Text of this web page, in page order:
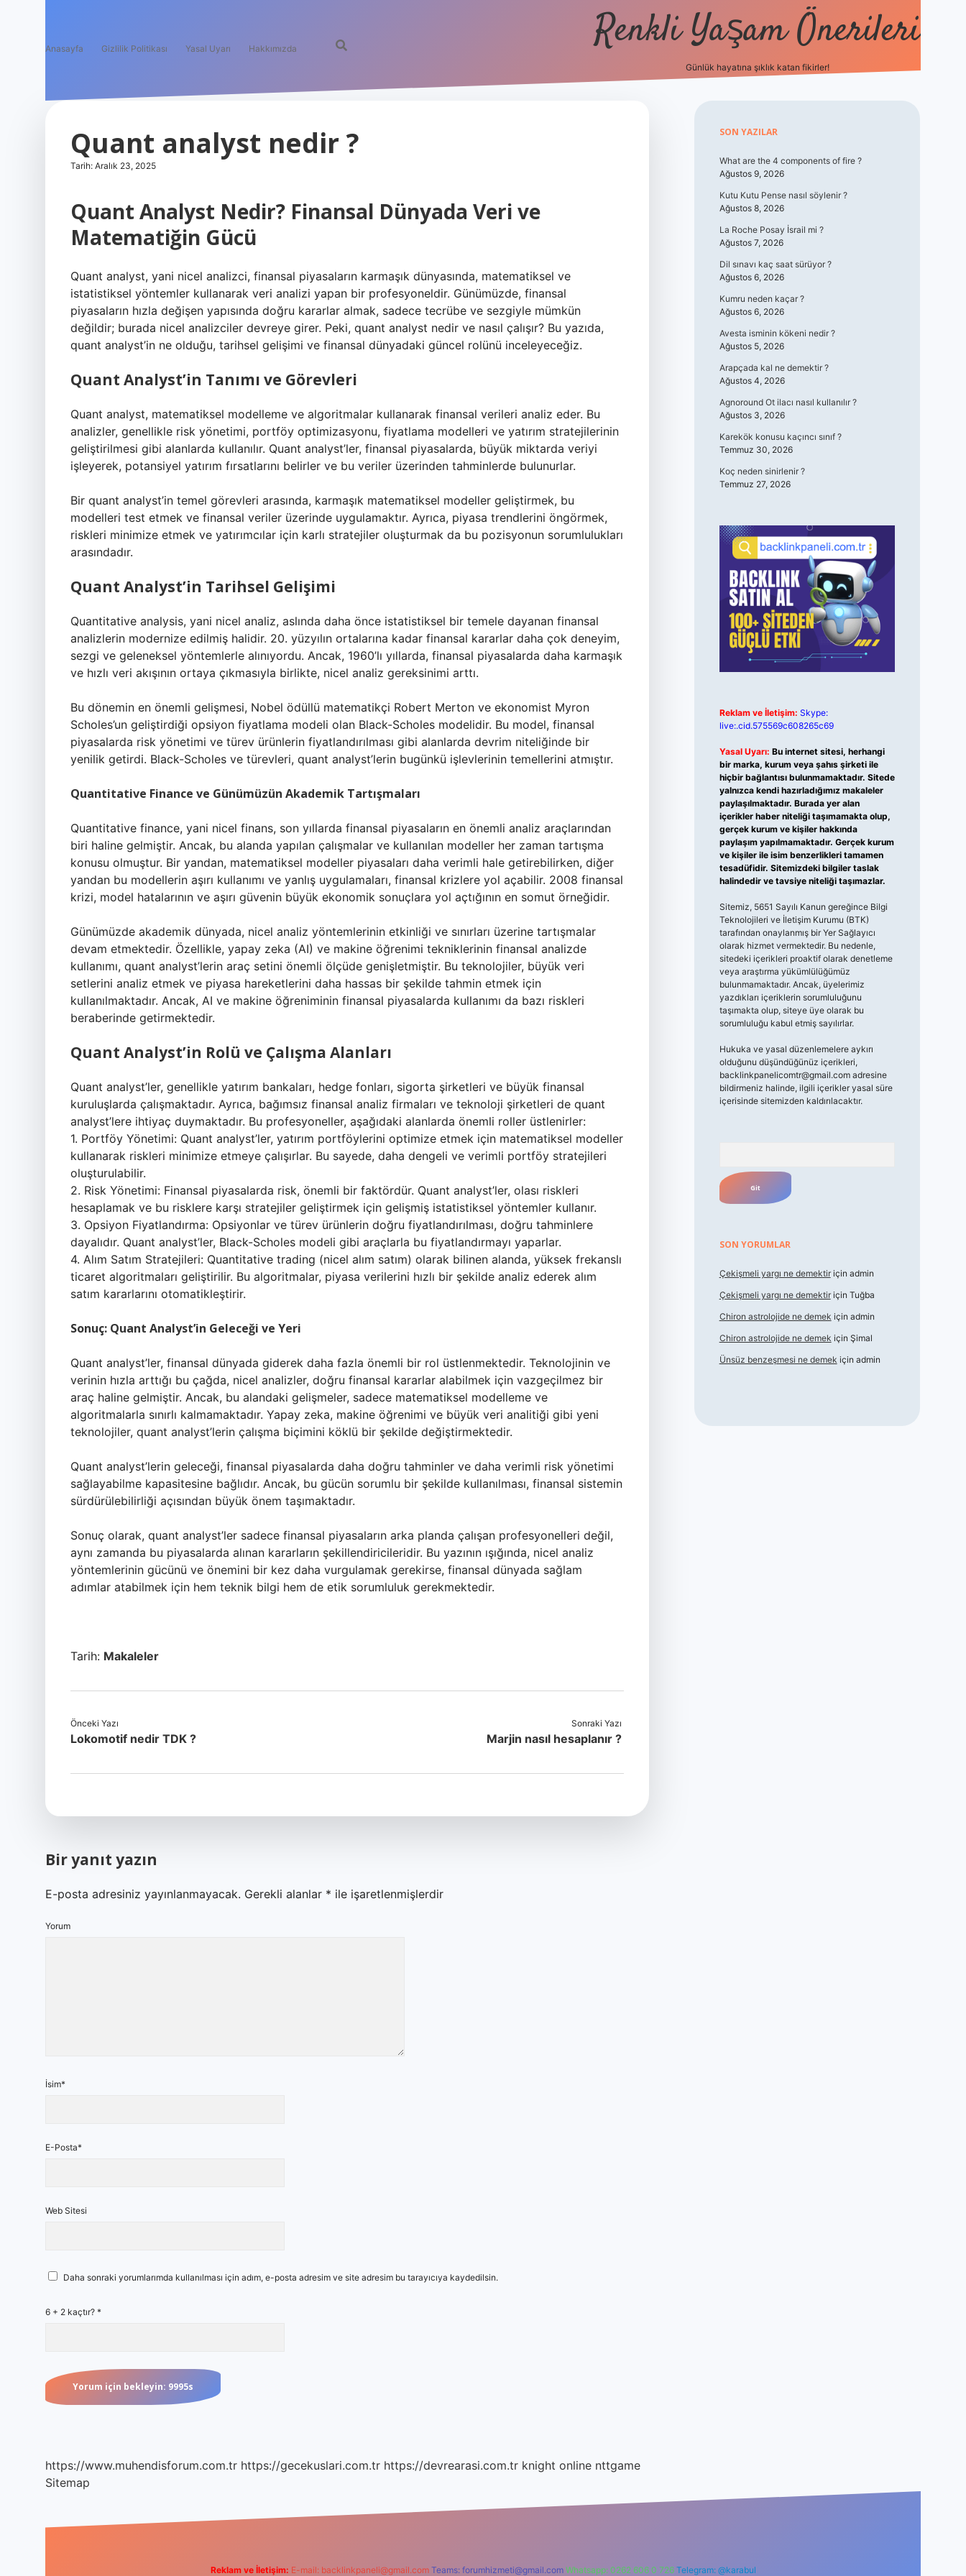
Anasayfa Gizlilik Politikası Yasal Uyarı Hakkımızda Renkli Yaşam Önerileri
Günlük hayatına şıklık katan fikirler!
Quant analyst nedir ?
Tarih: Aralık 23, 2025
Quant Analyst Nedir? Finansal Dünyada Veri ve
Matematiğin Gücü
Quant analyst, yani nicel analizci, finansal piyasaların karmaşık dünyasında, matematiksel ve
istatistiksel yöntemler kullanarak veri analizi yapan bir profesyoneldir. Günümüzde, finansal
piyasaların hızla değişen yapısında doğru kararlar almak, sadece tecrübe ve sezgiyle mümkün
değildir; burada nicel analizciler devreye girer. Peki, quant analyst nedir ve nasıl çalışır? Bu yazıda,
quant analyst’in ne olduğu, tarihsel gelişimi ve finansal dünyadaki güncel rolünü inceleyeceğiz.
Quant Analyst’in Tanımı ve Görevleri
Quant analyst, matematiksel modelleme ve algoritmalar kullanarak finansal verileri analiz eder. Bu
analizler, genellikle risk yönetimi, portföy optimizasyonu, fiyatlama modelleri ve yatırım stratejilerinin
geliştirilmesi gibi alanlarda kullanılır. Quant analyst’ler, finansal piyasalarda, büyük miktarda veriyi
işleyerek, potansiyel yatırım fırsatlarını belirler ve bu veriler üzerinden tahminlerde bulunurlar.
Bir quant analyst’in temel görevleri arasında, karmaşık matematiksel modeller geliştirmek, bu
modelleri test etmek ve finansal veriler üzerinde uygulamaktır. Ayrıca, piyasa trendlerini öngörmek,
riskleri minimize etmek ve yatırımcılar için karlı stratejiler oluşturmak da bu pozisyonun sorumlulukları
arasındadır.
Quant Analyst’in Tarihsel Gelişimi
Quantitative analysis, yani nicel analiz, aslında daha önce istatistiksel bir temele dayanan finansal
analizlerin modernize edilmiş halidir. 20. yüzyılın ortalarına kadar finansal kararlar daha çok deneyim,
sezgi ve geleneksel yöntemlerle alınıyordu. Ancak, 1960’lı yıllarda, finansal piyasalarda daha karmaşık
ve hızlı veri akışının ortaya çıkmasıyla birlikte, nicel analiz gereksinimi arttı.
Bu dönemin en önemli gelişmesi, Nobel ödüllü matematikçi Robert Merton ve ekonomist Myron
Scholes’un geliştirdiği opsiyon fiyatlama modeli olan Black-Scholes modelidir. Bu model, finansal
piyasalarda risk yönetimi ve türev ürünlerin fiyatlandırılması gibi alanlarda devrim niteliğinde bir
yenilik getirdi. Black-Scholes ve türevleri, quant analyst’lerin bugünkü işlevlerinin temellerini atmıştır.
Quantitative Finance ve Günümüzün Akademik Tartışmaları
Quantitative finance, yani nicel finans, son yıllarda finansal piyasaların en önemli analiz araçlarından
biri haline gelmiştir. Ancak, bu alanda yapılan çalışmalar ve kullanılan modeller her zaman tartışma
konusu olmuştur. Bir yandan, matematiksel modeller piyasaları daha verimli hale getirebilirken, diğer
yandan bu modellerin aşırı kullanımı ve yanlış uygulamaları, finansal krizlere yol açabilir. 2008 finansal
krizi, model hatalarının ve aşırı güvenin büyük ekonomik sonuçlara yol açtığının en somut örneğidir.
Günümüzde akademik dünyada, nicel analiz yöntemlerinin etkinliği ve sınırları üzerine tartışmalar
devam etmektedir. Özellikle, yapay zeka (AI) ve makine öğrenimi tekniklerinin finansal analizde
kullanımı, quant analyst’lerin araç setini önemli ölçüde genişletmiştir. Bu teknolojiler, büyük veri
setlerini analiz etmek ve piyasa hareketlerini daha hassas bir şekilde tahmin etmek için
kullanılmaktadır. Ancak, AI ve makine öğreniminin finansal piyasalarda kullanımı da bazı riskleri
beraberinde getirmektedir.
Quant Analyst’in Rolü ve Çalışma Alanları
Quant analyst’ler, genellikle yatırım bankaları, hedge fonları, sigorta şirketleri ve büyük finansal
kuruluşlarda çalışmaktadır. Ayrıca, bağımsız finansal analiz firmaları ve teknoloji şirketleri de quant
analyst’lere ihtiyaç duymaktadır. Bu profesyoneller, aşağıdaki alanlarda önemli roller üstlenirler:
1. Portföy Yönetimi: Quant analyst’ler, yatırım portföylerini optimize etmek için matematiksel modeller
kullanarak riskleri minimize etmeye çalışırlar. Bu sayede, daha dengeli ve verimli portföy stratejileri
oluşturulabilir.
2. Risk Yönetimi: Finansal piyasalarda risk, önemli bir faktördür. Quant analyst’ler, olası riskleri
hesaplamak ve bu risklere karşı stratejiler geliştirmek için gelişmiş istatistiksel yöntemler kullanır.
3. Opsiyon Fiyatlandırma: Opsiyonlar ve türev ürünlerin doğru fiyatlandırılması, doğru tahminlere
dayalıdır. Quant analyst’ler, Black-Scholes modeli gibi araçlarla bu fiyatlandırmayı yaparlar.
4. Alım Satım Stratejileri: Quantitative trading (nicel alım satım) olarak bilinen alanda, yüksek frekanslı
ticaret algoritmaları geliştirilir. Bu algoritmalar, piyasa verilerini hızlı bir şekilde analiz ederek alım
satım kararlarını otomatikleştirir.
Sonuç: Quant Analyst’in Geleceği ve Yeri
Quant analyst’ler, finansal dünyada giderek daha fazla önemli bir rol üstlenmektedir. Teknolojinin ve
verinin hızla arttığı bu çağda, nicel analizler, doğru finansal kararlar alabilmek için vazgeçilmez bir
araç haline gelmiştir. Ancak, bu alandaki gelişmeler, sadece matematiksel modelleme ve
algoritmalarla sınırlı kalmamaktadır. Yapay zeka, makine öğrenimi ve büyük veri analitiği gibi yeni
teknolojiler, quant analyst’lerin çalışma biçimini köklü bir şekilde değiştirmektedir.
Quant analyst’lerin geleceği, finansal piyasalarda daha doğru tahminler ve daha verimli risk yönetimi
sağlayabilme kapasitesine bağlıdır. Ancak, bu gücün sorumlu bir şekilde kullanılması, finansal sistemin
sürdürülebilirliği açısından büyük önem taşımaktadır.
Sonuç olarak, quant analyst’ler sadece finansal piyasaların arka planda çalışan profesyonelleri değil,
aynı zamanda bu piyasalarda alınan kararların şekillendiricileridir. Bu yazının ışığında, nicel analiz
yöntemlerinin gücünü ve önemini bir kez daha vurgulamak gerekirse, finansal dünyada sağlam
adımlar atabilmek için hem teknik bilgi hem de etik sorumluluk gerekmektedir.
Tarih: Makaleler
Önceki Yazı
Lokomotif nedir TDK ?
Sonraki Yazı
Marjin nasıl hesaplanır ?
Bir yanıt yazın
E-posta adresiniz yayınlanmayacak. Gerekli alanlar * ile işaretlenmişlerdir
Yorum
İsim*
E-Posta*
Web Sitesi
Daha sonraki yorumlarımda kullanılması için adım, e-posta adresim ve site adresim bu tarayıcıya kaydedilsin.
6 + 2 kaçtır? *
https://www.muhendisforum.com.tr https://gecekuslari.com.tr https://devrearasi.com.tr knight online nttgame
Sitemap
Sidebar
SON YAZILAR
What are the 4 components of fire ?
Ağustos 9, 2026
Kutu Kutu Pense nasıl söylenir ?
Ağustos 8, 2026
La Roche Posay İsrail mi ?
Ağustos 7, 2026
Dil sınavı kaç saat sürüyor ?
Ağustos 6, 2026
Kumru neden kaçar ?
Ağustos 6, 2026
Avesta isminin kökeni nedir ?
Ağustos 5, 2026
Arapçada kal ne demektir ?
Ağustos 4, 2026
Agnoround Ot ilacı nasıl kullanılır ?
Ağustos 3, 2026
Karekök konusu kaçıncı sınıf ?
Temmuz 30, 2026
Koç neden sinirlenir ?
Temmuz 27, 2026
Reklam ve İletişim: Skype:
live:.cid.575569c608265c69
Yasal Uyarı: Bu internet sitesi, herhangi
bir marka, kurum veya şahıs şirketi ile
hiçbir bağlantısı bulunmamaktadır. Sitede
yalnızca kendi hazırladığımız makaleler
paylaşılmaktadır. Burada yer alan
içerikler haber niteliği taşımamakta olup,
gerçek kurum ve kişiler hakkında
paylaşım yapılmamaktadır. Gerçek kurum
ve kişiler ile isim benzerlikleri tamamen
tesadüfidir. Sitemizdeki bilgiler taslak
halindedir ve tavsiye niteliği taşımazlar.
Sitemiz, 5651 Sayılı Kanun gereğince Bilgi
Teknolojileri ve İletişim Kurumu (BTK)
tarafından onaylanmış bir Yer Sağlayıcı
olarak hizmet vermektedir. Bu nedenle,
sitedeki içerikleri proaktif olarak denetleme
veya araştırma yükümlülüğümüz
bulunmamaktadır. Ancak, üyelerimiz
yazdıkları içeriklerin sorumluluğunu
taşımakta olup, siteye üye olarak bu
sorumluluğu kabul etmiş sayılırlar.
Hukuka ve yasal düzenlemelere aykırı
olduğunu düşündüğünüz içerikleri,
backlinkpanelicomtr@gmail.comadresine
bildirmeniz halinde, ilgili içerikler yasal süre
içerisinde sitemizden kaldırılacaktır.
SON YORUMLAR
Çekişmeli yargı ne demektiriçin admin
Çekişmeli yargı ne demektiriçin Tuğba
Chiron astrolojide ne demek için admin
Chiron astrolojide ne demek için Şimal
Ünsüz benzeşmesi ne demek için admin
Reklam ve İletişim: E-mail: backlinkpaneli@gmail.com Teams: forumhizmeti@gmail.com Whatsapp: 0262 606 0 726 Telegram: @karabul